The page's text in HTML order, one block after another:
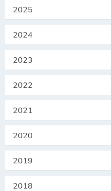
2025
2024
2023
2022
2021
2020
2019
2018